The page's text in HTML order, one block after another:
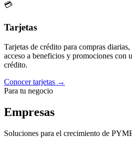
💳
Tarjetas
Tarjetas de crédito para compras
acceso a beneficios y promociones con
crédito.
Conocer tarjetas →
Para tu negocio
Empresas
Soluciones para el crecimiento de